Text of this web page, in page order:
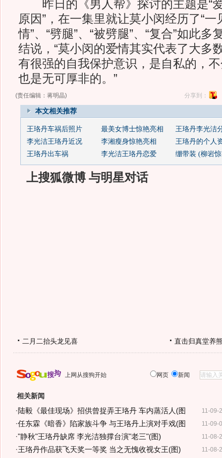
昨日的《男人帮》探讨的主题是“
原因”，在一集里就让莫小闵经历了“一
情”、“劈腿”、“被劈腿”、“复合”如此
结说，“莫小闵的爱情其实代表了大多
有很强的自我保护意识，是自私的，
也是无可厚非的。”
(责任编辑：蒋明晶) 分享到：
本文相关推荐
王珞丹车祸后照片 最美女博士惊艳亮相
王珞丹李光洁
李光洁王珞丹近况
李湘瘦身惊艳亮相
王珞丹的个人
王珞丹出车祸
李光洁王珞丹恋爱 绷带装 (柳岩
上搜狐微博 与明星对话
二月二抬头龙见喜 直击归真堂养
上网从搜狗开始 网页 新闻
相关新闻
11-09-
·陆毅《最佳现场》招供曾捉弄王珞丹 车内蒸活人(图
11-09-
·任东霖《暗香》陷家族斗争 与王珞丹上演对手戏(图
11-08-
·"静秋"王珞丹缺席 李光洁独撑台演"老三"(图)
11-08-
·王珞丹作品获飞天奖一等奖 当之无愧收视女王(图)